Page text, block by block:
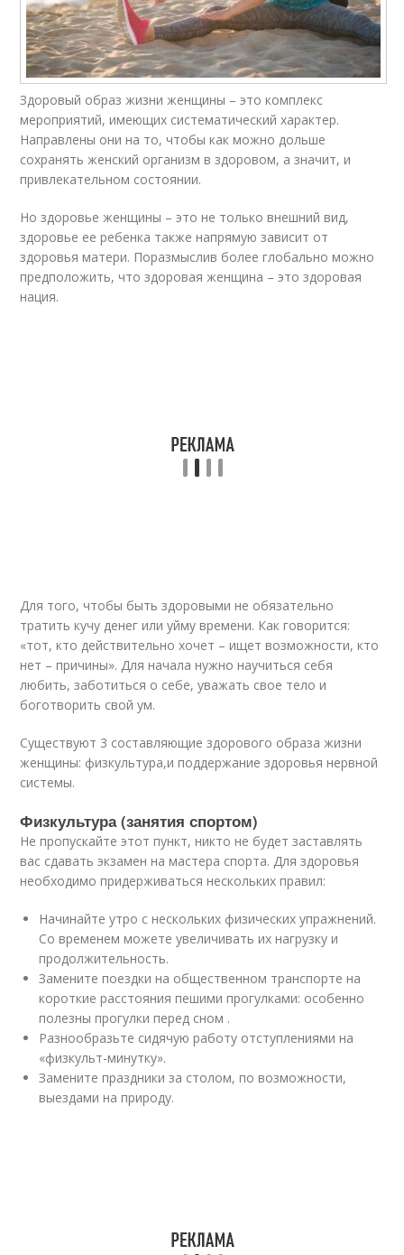
Здоровый образ жизни женщины – это комплекс
мероприятий, имеющих систематический характер.
Направлены они на то, чтобы как можно дольше
сохранять женский организм в здоровом, а значит, и
привлекательном состоянии.
Но здоровье женщины – это не только внешний вид,
здоровье ее ребенка также напрямую зависит от
здоровья матери. Поразмыслив более глобально можно
предположить, что здоровая женщина – это здоровая
нация.
Для того, чтобы быть здоровыми не обязательно
тратить кучу денег или уйму времени. Как говорится:
«тот, кто действительно хочет – ищет возможности, кто
нет – причины». Для начала нужно научиться себя
любить, заботиться о себе, уважать свое тело и
боготворить свой ум.
Существуют 3 составляющие здорового образа жизни
женщины: физкультура,и поддержание здоровья нервной
системы.
Физкультура (занятия спортом)
Не пропускайте этот пункт, никто не будет заставлять
вас сдавать экзамен на мастера спорта. Для здоровья
необходимо придерживаться нескольких правил:
Начинайте утро с нескольких физических упражнений.
Со временем можете увеличивать их нагрузку и
продолжительность.
Замените поездки на общественном транспорте на
короткие расстояния пешими прогулками: особенно
полезны прогулки перед сном .
Разнообразьте сидячую работу отступлениями на
«физкульт-минутку».
Замените праздники за столом, по возможности,
выездами на природу.